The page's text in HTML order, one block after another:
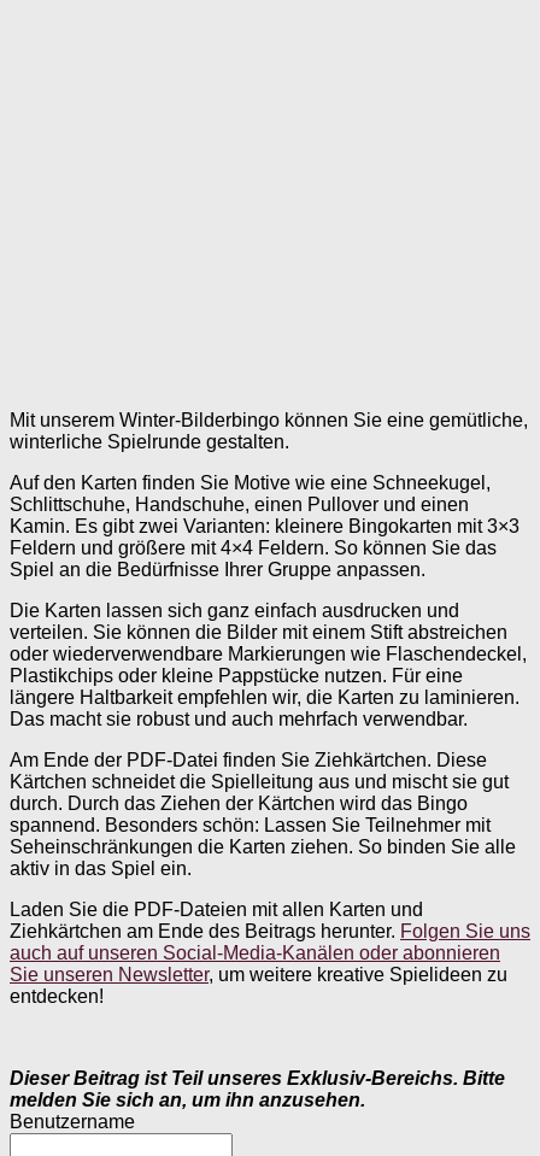
Mit unserem Winter-Bilderbingo können Sie eine gemütliche,
winterliche Spielrunde gestalten.
Auf den Karten finden Sie Motive wie eine Schneekugel,
Schlittschuhe, Handschuhe, einen Pullover und einen
Kamin. Es gibt zwei Varianten: kleinere Bingokarten mit 3×3
Feldern und größere mit 4×4 Feldern. So können Sie das
Spiel an die Bedürfnisse Ihrer Gruppe anpassen.
Die Karten lassen sich ganz einfach ausdrucken und
verteilen. Sie können die Bilder mit einem Stift abstreichen
oder wiederverwendbare Markierungen wie Flaschendeckel,
Plastikchips oder kleine Pappstücke nutzen. Für eine
längere Haltbarkeit empfehlen wir, die Karten zu laminieren.
Das macht sie robust und auch mehrfach verwendbar.
Am Ende der PDF-Datei finden Sie Ziehkärtchen. Diese
Kärtchen schneidet die Spielleitung aus und mischt sie gut
durch. Durch das Ziehen der Kärtchen wird das Bingo
spannend. Besonders schön: Lassen Sie Teilnehmer mit
Seheinschränkungen die Karten ziehen. So binden Sie alle
aktiv in das Spiel ein.
Laden Sie die PDF-Dateien mit allen Karten und
Ziehkärtchen am Ende des Beitrags herunter. Folgen Sie uns
auch auf unseren Social-Media-Kanälen oder abonnieren
Sie unseren Newsletter, um weitere kreative Spielideen zu
entdecken!
Dieser Beitrag ist Teil unseres Exklusiv-Bereichs. Bitte
melden Sie sich an, um ihn anzusehen.
Benutzername